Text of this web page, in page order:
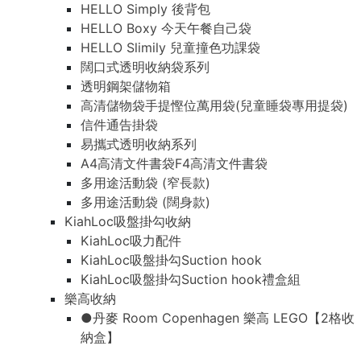
HELLO Simply 後背包
HELLO Boxy 今天午餐自己袋
HELLO Slimily 兒童撞色功課袋
闊口式透明收納袋系列
透明鋼架儲物箱
高清儲物袋手提慳位萬用袋(兒童睡袋專用提袋)
信件通告掛袋
易攜式透明收納系列
A4高清文件書袋F4高清文件書袋
多用途活動袋 (窄長款)
多用途活動袋 (闊身款)
KiahLoc吸盤掛勾收納
KiahLoc吸力配件
KiahLoc吸盤掛勾Suction hook
KiahLoc吸盤掛勾Suction hook禮盒組
樂高收納
●丹麥 Room Copenhagen 樂高 LEGO【2格收
納盒】